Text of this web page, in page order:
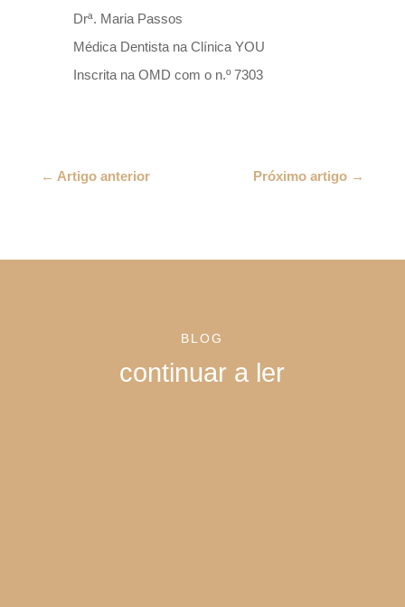
Drª. Maria Passos
Médica Dentista na Clínica YOU
Inscrita na OMD com o n.º 7303
← Artigo anterior Próximo artigo →
BLOG
continuar a ler